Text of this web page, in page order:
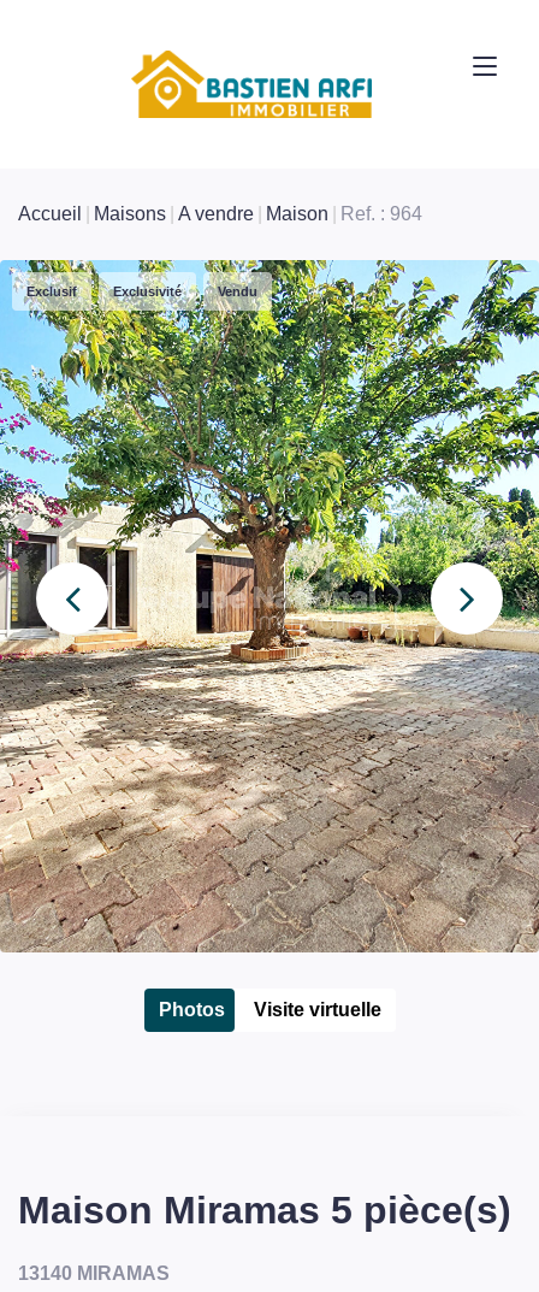
Accueil Maisons A vendre Maison Ref. : 964
Exclusif Exclusivité Vendu
Photos Visite virtuelle
Maison Miramas 5 pièce(s)
13140 MIRAMAS